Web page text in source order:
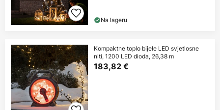
Na lageru
Kompaktne toplo bijele LED svjetlosne
niti, 1200 LED dioda, 26,38 m
183,82 €